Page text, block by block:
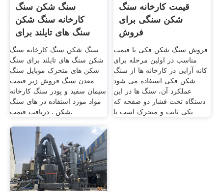
سنگ شکن سنگ
کارخانه سنگ شکن
سنگ های تایلند برای
سنگ شکن
سنگ شکن سنگ کارخانه سنگ
شکن سنگ های تایلند برای سنگ
شکن های متحرک موبایل سنگ
معدن سنگ فروش زیر قیمت
سیمان سفید و پودر سنگ کارخانه
مواد مورد استفاده در های سنگ
شکن . دریافت قیمت.
قیمت کارخانه سنگ
شکن سنگی برای
فروش
فروش سنگ شکن فکی با قیمت
مناسب در اولین مرحله برای
کانه آرایی در کارخانه ها از سنگ
شکن فکی استفاده می شود
عملکرد آن، سنگ ها در این
دستگاه تحت فشار دو صفحه که
یکی ثابت و متحرک است با